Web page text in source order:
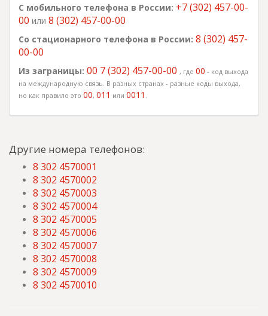
С мобильного телефона в России: +7 (302) 457-00-
00 или 8 (302) 457-00-00
Со стационарного телефона в России: 8 (302) 457-
00-00
Из заграницы: 00 7 (302) 457-00-00 , где 00 - код выхода
на международную связь. В разных странах - разные коды выхода,
но как правило это 00, 011 или 0011 .
Другие номера телефонов:
8 302 4570001
8 302 4570002
8 302 4570003
8 302 4570004
8 302 4570005
8 302 4570006
8 302 4570007
8 302 4570008
8 302 4570009
8 302 4570010